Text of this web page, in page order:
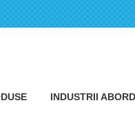
INDUSTRII